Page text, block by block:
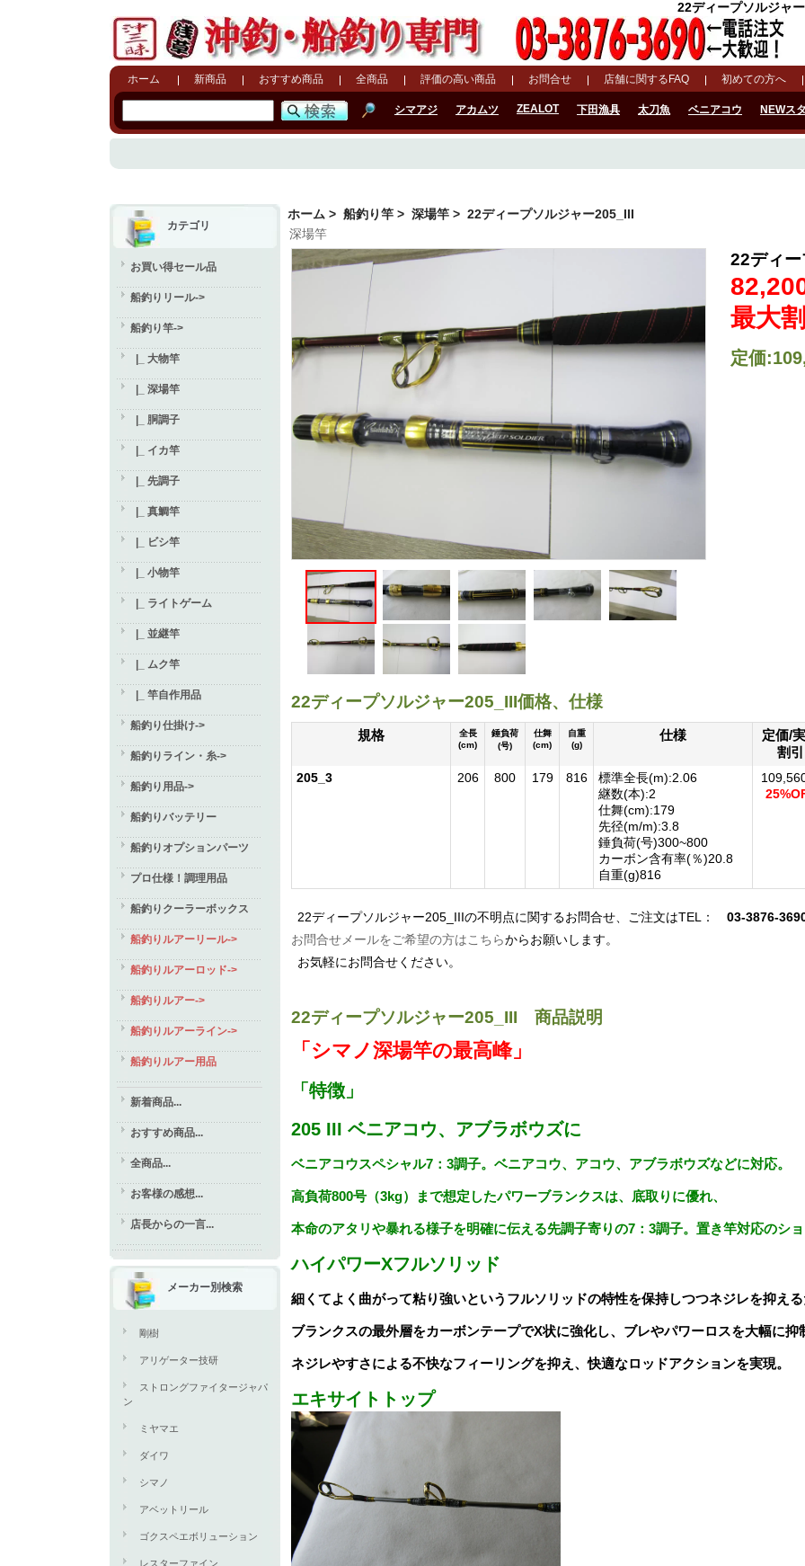
22ディープソルジャ
ホーム 新商品 おすすめ商品 全商品 評価の高い商品 お問合せ 店舗に関するFAQ 初めての方へ
シマアジ アカムツ ZEALOT 下田漁具 太刀魚 ベニアコウ NEWス
カテゴリ
お買い得セール品
船釣りリール->
船釣り竿->
|_ 大物竿
|_ 深場竿
|_ 胴調子
|_ イカ竿
|_ 先調子
|_ 真鯛竿
|_ ビシ竿
|_ 小物竿
|_ ライトゲーム
|_ 並継竿
|_ ムク竿
|_ 竿自作用品
船釣り仕掛け->
船釣りライン・糸->
船釣り用品->
船釣りバッテリー
船釣りオプションパーツ
プロ仕様！調理用品
船釣りクーラーボックス
船釣りルアーリール->
船釣りルアーロッド->
船釣りルアー->
船釣りルアーライン->
船釣りルアー用品
新着商品...
おすすめ商品...
全商品...
お客様の感想...
店長からの一言...
メーカー別検索
剛樹
アリゲーター技研
ストロングファイタージャパ
ン
ミヤマエ
ダイワ
シマノ
アベットリール
ゴクスペエボリューション
レスターファイン
ホーム > 船釣り竿 > 深場竿 > 22ディープソルジャー205_III
深場竿
22ディ
最大
定価
22ディープソルジャー205_III価格、仕様
規格
全長
(cm)
錘負荷
(号)
仕舞
(cm)
自重
(g)
仕様
定価/
割引
205_3 206 800 179 816
標準全長(m):2.06
継数(本):2
仕舞(cm):179
先径(m/m):3.8
錘負荷(号)300~800
カーボン含有率(％)20.8
自重(g)816
22ディープソルジャー205_IIIの不明点に関するお問合せ、ご注文はTEL： 03-3876-
お問合せメールをご希望の方はこちらからお願いします。
お気軽にお問合せください。
22ディープソルジャー205_III 商品説明
「シマノ深場竿の最高峰」
「特徴」
205 III ベニアコウ、アブラボウズに
ベニアコウスペシャル7：3調子。ベニアコウ、アコウ、アブラボウズなどに対応。
高負荷800号（3kg）まで想定したパワーブランクスは、底取りに優れ、
本命のアタリや暴れる様子を明確に伝える先調子寄りの7：3調子。置き竿対応のシ
ハイパワーXフルソリッド
細くてよく曲がって粘り強いというフルソリッドの特性を保持しつつネジレを抑え
ブランクスの最外層をカーボンテープでX状に強化し、ブレやパワーロスを大幅に抑
ネジレやすさによる不快なフィーリングを抑え、快適なロッドアクションを実現。
エキサイトトップ